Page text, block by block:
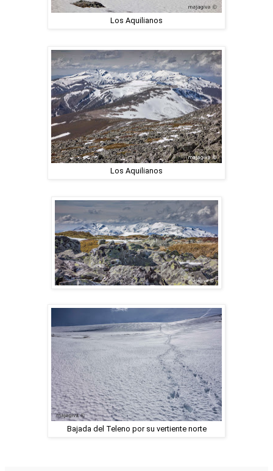
Los Aquilianos
Los Aquilianos
Bajada del Teleno por su vertiente norte